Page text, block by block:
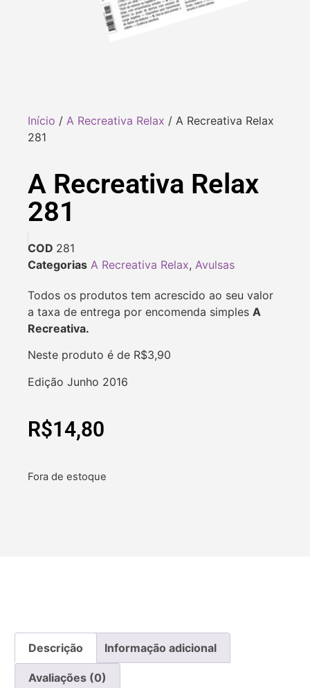
Início / A Recreativa Relax / A Recreativa Relax
281
A Recreativa Relax
281
COD 281
Categorias A Recreativa Relax, Avulsas
Todos os produtos tem acrescido ao seu valor
a taxa de entrega por encomenda simples A
Recreativa.
Neste produto é de R$3,90
Edição Junho 2016
R$14,80
Fora de estoque
Descrição Informação adicional
Avaliações (0)